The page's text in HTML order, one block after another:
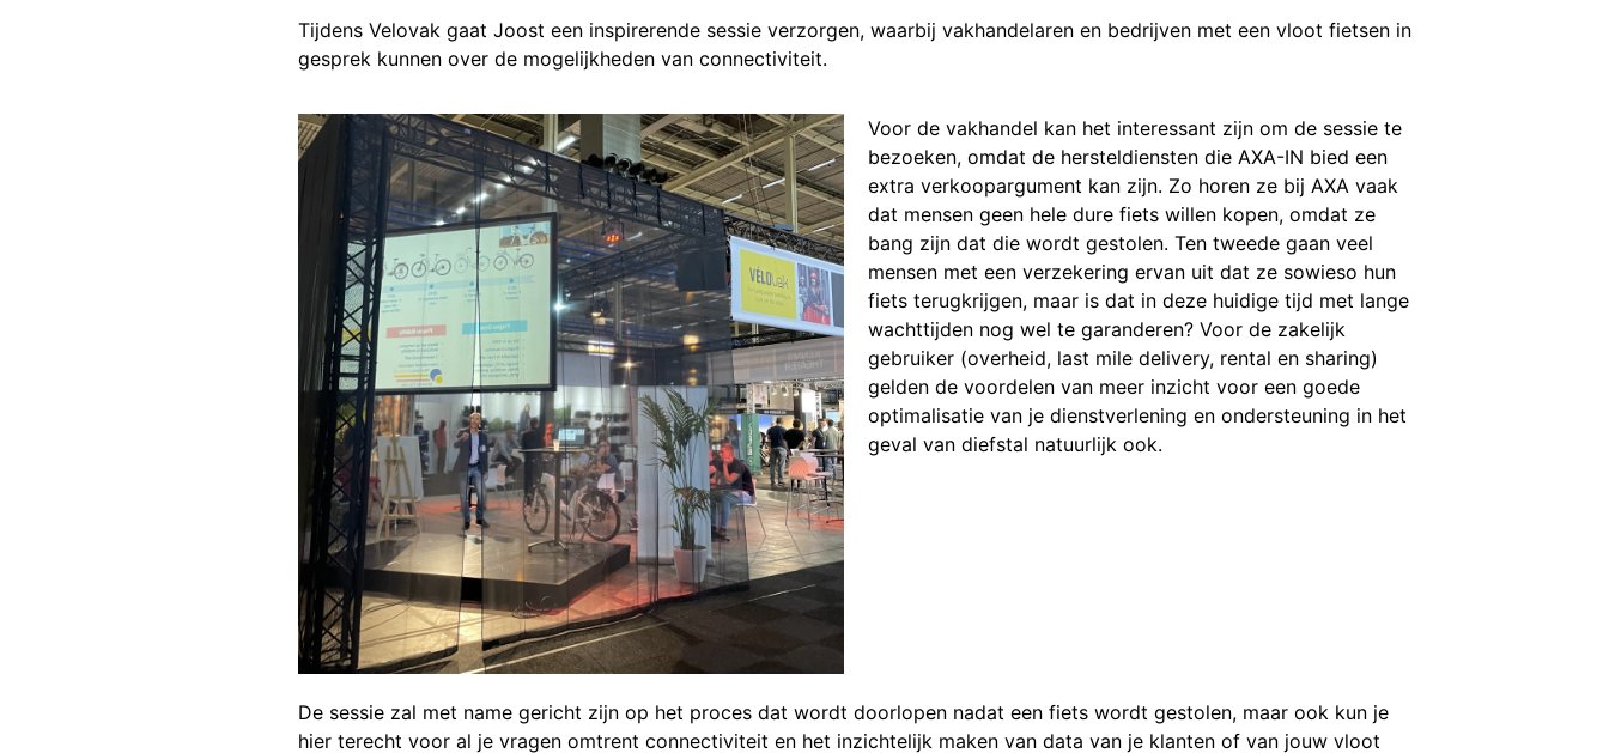
Tijdens Velovak gaat Joost een inspirerende sessie verzorgen, waarbij vakhandelaren en bedrijven met een vloot fietsen in
gesprek kunnen over de mogelijkheden van connectiviteit.
Voor de vakhandel kan het interessant zijn om de sessie te
bezoeken, omdat de hersteldiensten die AXA-IN bied een
extra verkoopargument kan zijn. Zo horen ze bij AXA vaak
dat mensen geen hele dure fiets willen kopen, omdat ze
bang zijn dat die wordt gestolen. Ten tweede gaan veel
mensen met een verzekering ervan uit dat ze sowieso hun
fiets terugkrijgen, maar is dat in deze huidige tijd met lange
wachttijden nog wel te garanderen? Voor de zakelijk
gebruiker (overheid, last mile delivery, rental en sharing)
gelden de voordelen van meer inzicht voor een goede
optimalisatie van je dienstverlening en ondersteuning in het
geval van diefstal natuurlijk ook.
De sessie zal met name gericht zijn op het proces dat wordt doorlopen nadat een fiets wordt gestolen, maar ook kun je
hier terecht voor al je vragen omtrent connectiviteit en het inzichtelijk maken van data van je klanten of van jouw vloot